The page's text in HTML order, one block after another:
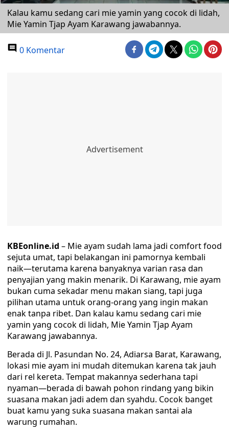
Kalau kamu sedang cari mie yamin yang cocok di lidah,
Mie Yamin Tjap Ayam Karawang jawabannya.
0 Komentar
KBEonline.id – Mie ayam sudah lama jadi comfort food
sejuta umat, tapi belakangan ini pamornya kembali
naik—terutama karena banyaknya varian rasa dan
penyajian yang makin menarik. Di Karawang, mie ayam
bukan cuma sekadar menu makan siang, tapi juga
pilihan utama untuk orang-orang yang ingin makan
enak tanpa ribet. Dan kalau kamu sedang cari mie
yamin yang cocok di lidah, Mie Yamin Tjap Ayam
Karawang jawabannya.
Berada di Jl. Pasundan No. 24, Adiarsa Barat, Karawang,
lokasi mie ayam ini mudah ditemukan karena tak jauh
dari rel kereta. Tempat makannya sederhana tapi
nyaman—berada di bawah pohon rindang yang bikin
suasana makan jadi adem dan syahdu. Cocok banget
buat kamu yang suka suasana makan santai ala
warung rumahan.